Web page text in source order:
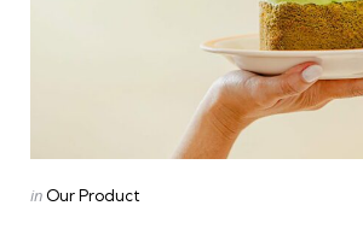
Categories
Posted
in Our Product